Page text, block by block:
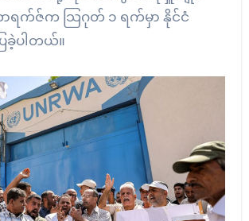
က်ဇ်က သြဂုတ် ၁ ရက်မှာ နိုင်ငံ
ြခဲ့ပါတယ်။